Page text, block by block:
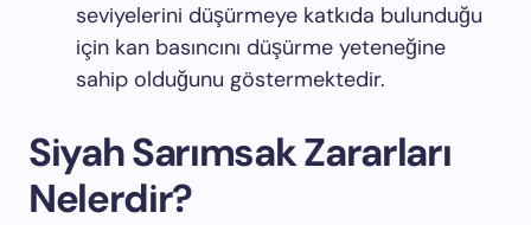
seviyelerini düşürmeye katkıda bulunduğu
için kan basıncını düşürme yeteneğine
sahip olduğunu göstermektedir.
Siyah Sarımsak Zararları
Nelerdir?